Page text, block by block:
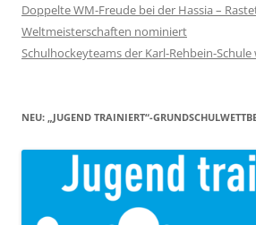
Doppelte WM-Freude bei der Hassia –
Weltmeisterschaften nominiert
Schulhockeyteams der Karl-Rehbein-
NEU: „JUGEND TRAINIERT“-